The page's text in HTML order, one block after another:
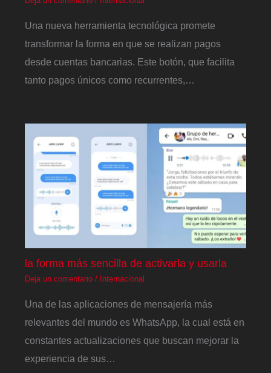
Una nueva herramienta tecnológica promete
transformar la forma en que se realizan pagos
desde cuentas bancarias. Este botón, que facilita
tanto pagos únicos como recurrentes,…
la forma más sencilla de activarla y usarla
Deja un comentario / Internacional
Una de las aplicaciones de mensajería más
relevantes del mundo es WhatsApp, la cual está en
constantes actualizaciones que buscan mejorar la
experiencia de sus…